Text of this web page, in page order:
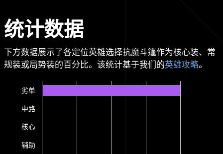
统计数据
下方数据展示了各定位英雄选择抗魔斗篷作为核心装、常
规装或局势装的百分比。该统计基于我们的英雄攻略。
劣单
中路
核心
辅助